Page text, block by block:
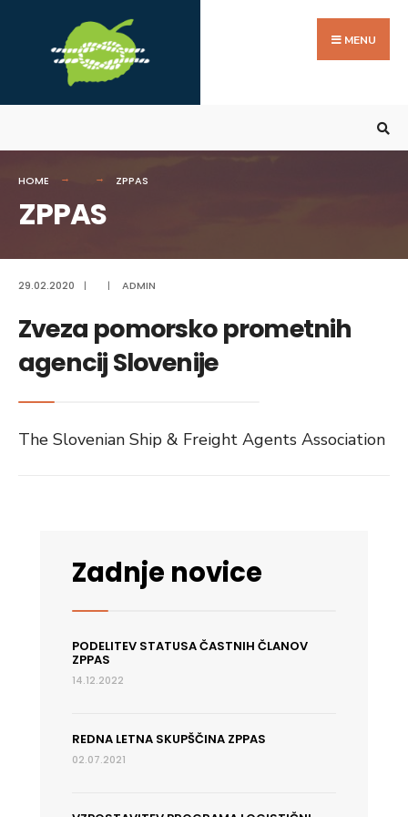
content
MENU
HOME ZPPAS
ZPPAS
29.02.2020 | | ADMIN
Zveza pomorsko prometnih
agencij Slovenije
The Slovenian Ship & Freight Agents Association
Zadnje novice
PODELITEV STATUSA ČASTNIH ČLANOV
ZPPAS
14.12.2022
REDNA LETNA SKUPŠČINA ZPPAS
02.07.2021